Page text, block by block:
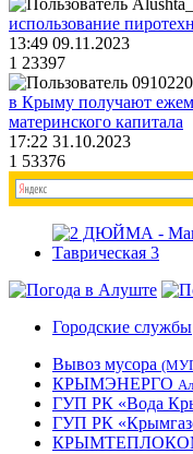
использование
13:49 09.11.2023
1 23397
в Крыму получают
материнского капитала
17:22 31.10.2023
1 53376
Городские службы
Вывоз мусора
КРЫМЭНЕРГО
ГУП РК «Вода
ГУП РК